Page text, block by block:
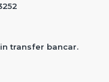
transfer bancar.